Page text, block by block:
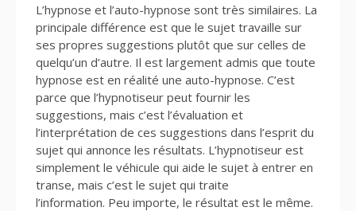
L’hypnose et l’auto-hypnose sont très similaires. La
principale différence est que le sujet travaille sur
ses propres suggestions plutôt que sur celles de
quelqu’un d’autre. Il est largement admis que toute
hypnose est en réalité une auto-hypnose. C’est
parce que l’hypnotiseur peut fournir les
suggestions, mais c’est l’évaluation et
l’interprétation de ces suggestions dans l’esprit du
sujet qui annonce les résultats. L’hypnotiseur est
simplement le véhicule qui aide le sujet à entrer en
transe, mais c’est le sujet qui traite
l’information. Peu importe, le résultat est le même.